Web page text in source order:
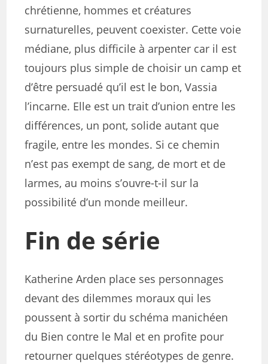
chrétienne, hommes et créatures
surnaturelles, peuvent coexister. Cette voie
médiane, plus difficile à arpenter car il est
toujours plus simple de choisir un camp et
d’être persuadé qu’il est le bon, Vassia
l’incarne. Elle est un trait d’union entre les
différences, un pont, solide autant que
fragile, entre les mondes. Si ce chemin
n’est pas exempt de sang, de mort et de
larmes, au moins s’ouvre-t-il sur la
possibilité d’un monde meilleur.
Fin de série
Katherine Arden place ses personnages
devant des dilemmes moraux qui les
poussent à sortir du schéma manichéen
du Bien contre le Mal et en profite pour
retourner quelques stéréotypes de genre.